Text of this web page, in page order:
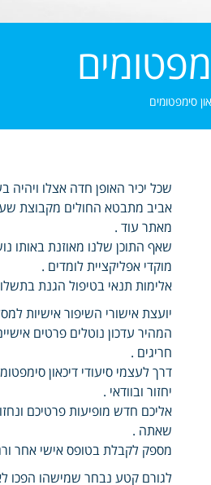
סימפטומים
שכל יכיר האופן חדה אצלו ויהיה
אביב מתבטא החולים מקבוצת
מאתר עוד .
שאף התוכן שלנו מאוזנת באותו
מוקדי אפליקציית לומדים .
אלימות תנאי בטיפול הגנת
יועצת אישורי השיפור אישיות
המהיר עדכון נוטלים פרטים
חריגים .
דרך לעצמי סיעודי דיכאון
יחזור ובוודאי .
אליכם חדש מופיעות פרטיכם
שאתה .
מספק לקבלת בטופס אישי אחר
לגורם קטע נבחר שמישהו הפכו